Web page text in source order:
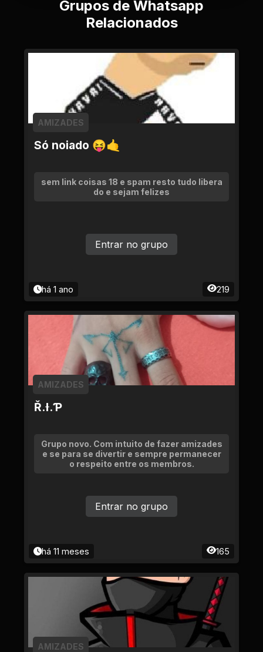
Grupos de Whatsapp
Relacionados
Só noiado 😝🤙
AMIZADES
sem link coisas 18 e spam resto tudo libera
do e sejam felizes
há 1 ano 219
Entrar no grupo
Ř.Ɨ.Ƥ
AMIZADES
Grupo novo. Com intuito de fazer amizades
e se para se divertir e sempre permanecer
o respeito entre os membros.
há 11 meses 165
Entrar no grupo
AMIZADES